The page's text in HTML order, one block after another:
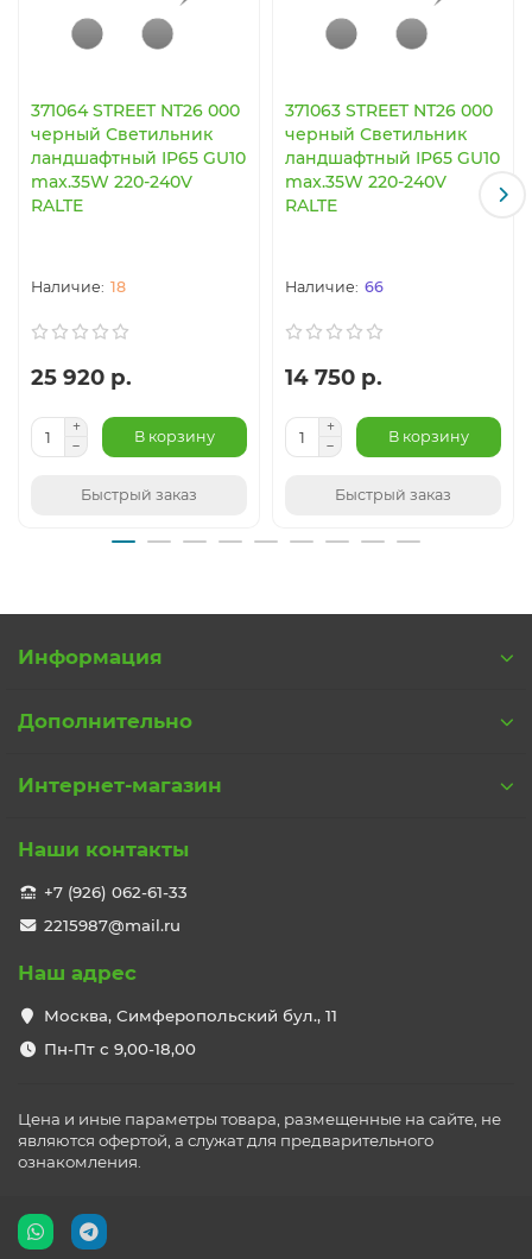
371064 STREET NT26 000
черный Светильник
ландшафтный IP65 GU10
max.35W 220-240V
RALTE
18
25 920 р.
В корзину
Быстрый заказ
371063 STREET NT26 000
черный Светильник
ландшафтный IP65 GU10
max.35W 220-240V
RALTE
66
14 750 р.
В корзину
Быстрый заказ
Информация
Дополнительно
Интернет-магазин
Наши контакты
+7 (926) 062-61-33
2215987@mail.ru
Наш адрес
Москва, Симферопольский бул., 11
Пн-Пт с 9,00-18,00
Цена и иные параметры товара, размещенные на сайте, не
являются офертой, а служат для предварительного
ознакомления.